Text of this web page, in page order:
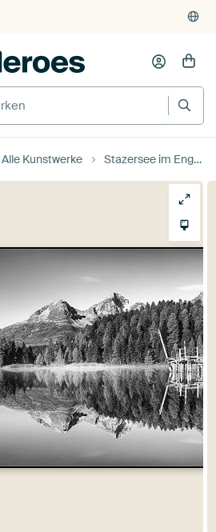
Alle Kunstwerke Stazersee im Engadin in der Schweiz in schwarz-weiß